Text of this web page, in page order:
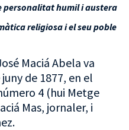
personalitat humil i austera
religiosaiel seu poble
Maciá Abela va
de 1877, en el
4 (hui Metge
Mas, jornaler, i